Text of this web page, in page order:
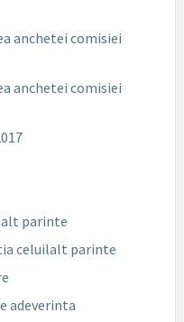
anchetei comisiei
anchetei comisiei
parinte
celuilalt parinte
adeverinta